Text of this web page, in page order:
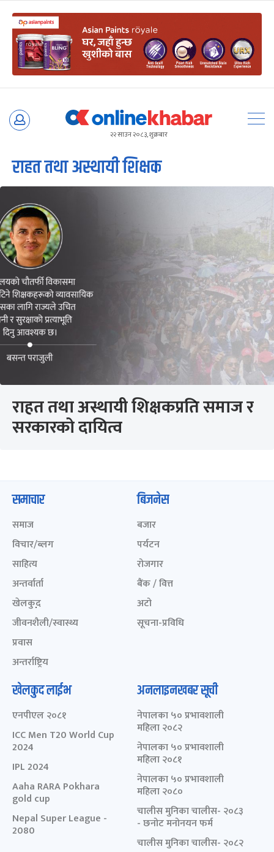
Skip
२२ साउन २०८३, शुक्रबार
राहत तथा अस्थायी शिक्षक
राहत तथा अस्थायी शिक्षकप्रति समाज र
सरकारको दायित्व
समाचार
समाज
विचार/ब्लग
साहित्य
अन्तर्वार्ता
खेलकुद़़
जीवनशैली/स्वास्थ्य
प्रवास
अन्तर्राष्ट्रिय
बिजनेस
बजार
पर्यटन
रोजगार
बैंक / वित्त
अटो
सूचना-प्रविधि
खेलकुद लाईभ
एनपीएल २०८१
ICC Men T20 World Cup
2024
IPL 2024
Aaha RARA Pokhara
gold cup
Nepal Super League -
2080
अनलाइनखबर सूची
नेपालका ५० प्रभावशाली
महिला २०८२
नेपालका ५० प्रभावशाली
महिला २०८१
नेपालका ५० प्रभावशाली
महिला २०८०
चालीस मुनिका चालीस- २०८३
- छनोट मनोनयन फर्म
चालीस मुनिका चालीस- २०८२